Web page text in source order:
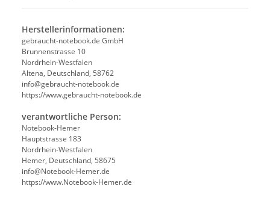
Herstellerinformationen:
gebraucht-notebook.de GmbH
Brunnenstrasse 10
Nordrhein-Westfalen
Altena, Deutschland, 58762
info@gebraucht-notebook.de
https://www.gebraucht-notebook.de
verantwortliche Person:
Notebook-Hemer
Hauptstrasse 183
Nordrhein-Westfalen
Hemer, Deutschland, 58675
info@Notebook-Hemer.de
https://www.Notebook-Hemer.de